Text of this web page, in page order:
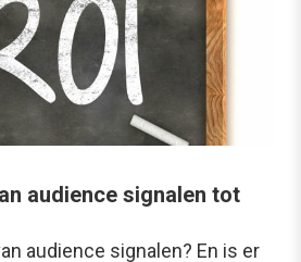
audience signalen tot
audience signalen? En is er